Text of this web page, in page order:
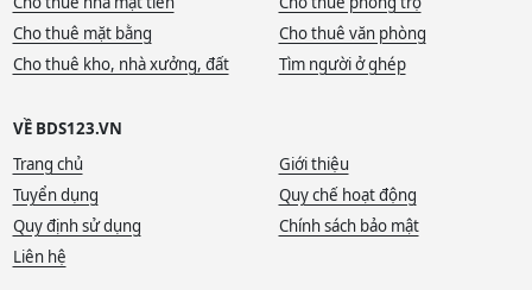
Cho thuê mặt bằng
Cho thuê văn phòng
Cho thuê kho, nhà xưởng, đất
Tìm người ở ghép
VỀ BDS123.VN
Trang chủ
Giới thiệu
Tuyển dụng
Quy chế hoạt động
Quy định sử dụng
Chính sách bảo mật
Liên hệ